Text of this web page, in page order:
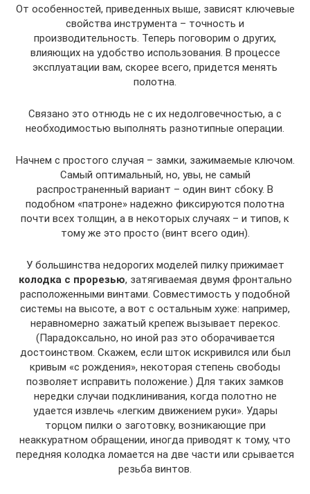
От особенностей, приведенных выше, зависят ключевые
свойства инструмента – точность и
производительность. Теперь поговорим о других,
влияющих на удобство использования. В процессе
эксплуатации вам, скорее всего, придется менять
полотна.
Связано это отнюдь не с их недолговечностью, а с
необходимостью выполнять разнотипные операции.
Начнем с простого случая – замки, зажимаемые ключом.
Самый оптимальный, но, увы, не самый
распространенный вариант – один винт сбоку. В
подобном «патроне» надежно фиксируются полотна
почти всех толщин, а в некоторых случаях – и типов, к
тому же это просто (винт всего один).
У большинства недорогих моделей пилку прижимает
колодка с прорезью, затягиваемая двумя фронтально
расположенными винтами. Совместимость у подобной
системы на высоте, а вот с остальным хуже: например,
неравномерно зажатый крепеж вызывает перекос.
(Парадоксально, но иной раз это оборачивается
достоинством. Скажем, если шток искривился или был
кривым «с рождения», некоторая степень свободы
позволяет исправить положение.) Для таких замков
нередки случаи подклинивания, когда полотно не
удается извлечь «легким движением руки». Удары
торцом пилки о заготовку, возникающие при
неаккуратном обращении, иногда приводят к тому, что
передняя колодка ломается на две части или срывается
резьба винтов.